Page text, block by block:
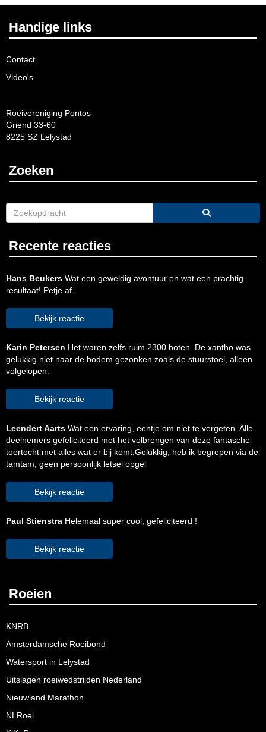
Handige links
Contact
Video's
Roeivereniging Pontos
Griend 33-60
8225 SZ Lelystad
Zoeken
Recente reacties
Hans Beukers Wat een geweldig avontuur en wat een prachtig
resultaat! Petje af.
Bekijk reactie
Karin Petersen Het waren zelfs ruim 2300 boten. De xantho was
gelukkig niet naar de bodem gezonken zoals de stuurstoel, alleen
volgelopen.
Bekijk reactie
Leendert Aarts Wat een ervaring, eentje om niet te vergeten. Alle
deelnemers gefeliciteerd met het volbrengen van deze fantasche
toertocht met alles wat er bij komt.Gelukkig, heb ik begrepen via de
tamtam, geen persoonlijk letsel opgel
Bekijk reactie
Paul Stienstra Helemaal super cool, gefeliciteerd !
Bekijk reactie
Roeien
KNRB
Amsterdamsche Roeibond
Watersport in Lelystad
Uitslagen roeiwedstrijden Nederland
Nieuwland Marathon
NLRoei